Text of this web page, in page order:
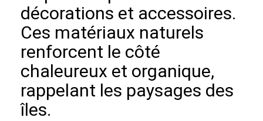
décorations et accessoires.
Ces matériaux naturels
renforcent le côté
chaleureux et organique,
rappelant les paysages des
îles.